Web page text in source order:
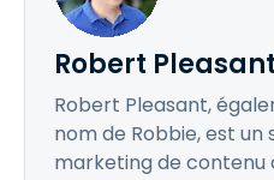
Robert Pleasant
Robert Pleasant,
nom de Robbie, est un
marketing de contenu